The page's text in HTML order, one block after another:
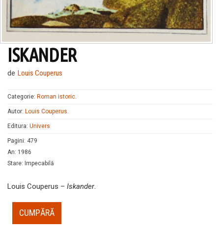
ISKANDER
de Louis Couperus
Categorie: Roman istoric.
Autor: Louis Couperus.
Editura: Univers
Pagini: 479
An: 1986
Stare: Impecabilă
Louis Couperus – Iskander.
CUMPĂRĂ